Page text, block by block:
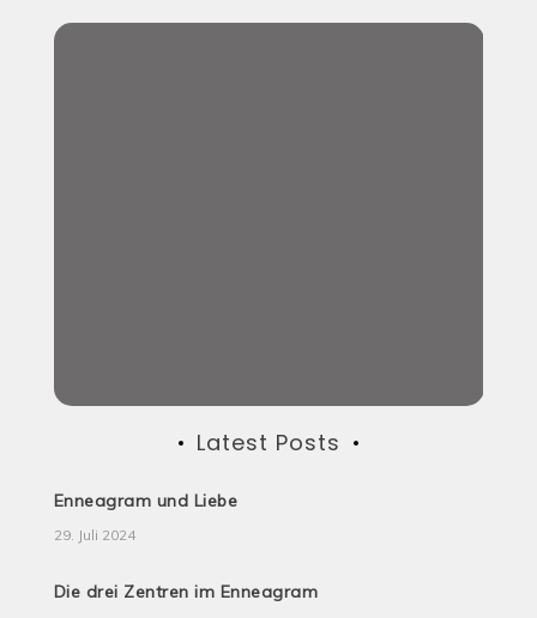
Latest Posts
Enneagram und Liebe
29. Juli 2024
Die drei Zentren im Enneagram